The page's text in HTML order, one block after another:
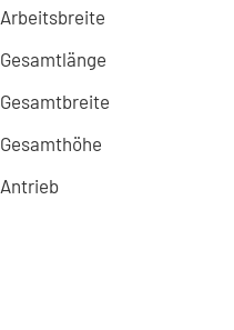
Arbeitsbreite
Gesamtlänge
Gesamtbreite
Gesamthöhe
Antrieb